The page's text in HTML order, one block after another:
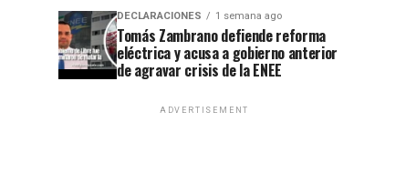
DECLARACIONES 1 semana ago
Tomás Zambrano defiende reforma
eléctrica y acusa a gobierno anterior
de agravar crisis de la ENEE
ADVERTISEMENT